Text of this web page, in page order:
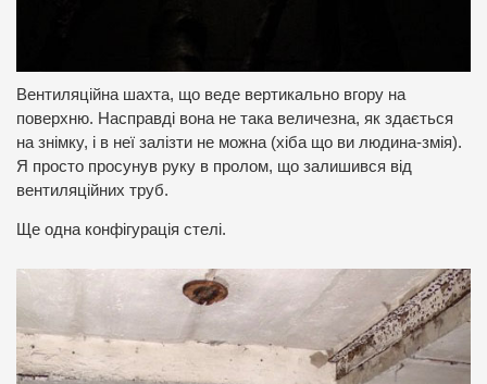
Вентиляційна шахта, що веде вертикально вгору на
поверхню. Насправді вона не така величезна, як здається
на знімку, і в неї залізти не можна (хіба що ви людина-змія).
Я просто просунув руку в пролом, що залишився від
вентиляційних труб.
Ще одна конфігурація стелі.